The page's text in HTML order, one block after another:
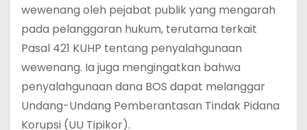
wewenang oleh pejabat publik yang mengarah
pada pelanggaran hukum, terutama terkait
Pasal 421 KUHP tentang penyalahgunaan
wewenang. Ia juga mengingatkan bahwa
penyalahgunaan dana BOS dapat melanggar
Undang-Undang Pemberantasan Tindak Pidana
Korupsi (UU Tipikor).